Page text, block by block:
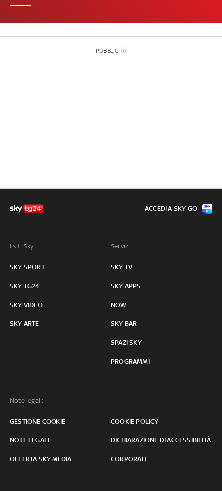
PUBBLICITÀ
I siti Sky:
SKY SPORT
SKY TG24
SKY VIDEO
SKY ARTE
Servizi:
SKY TV
SKY APPS
NOW
SKY BAR
SPAZI SKY
PROGRAMMI
Note legali:
GESTIONE COOKIE COOKIE POLICY
NOTE LEGALI DICHIARAZIONE DI ACCESSIBILITÀ
OFFERTA SKY MEDIA CORPORATE
ACCEDI A SKY GO